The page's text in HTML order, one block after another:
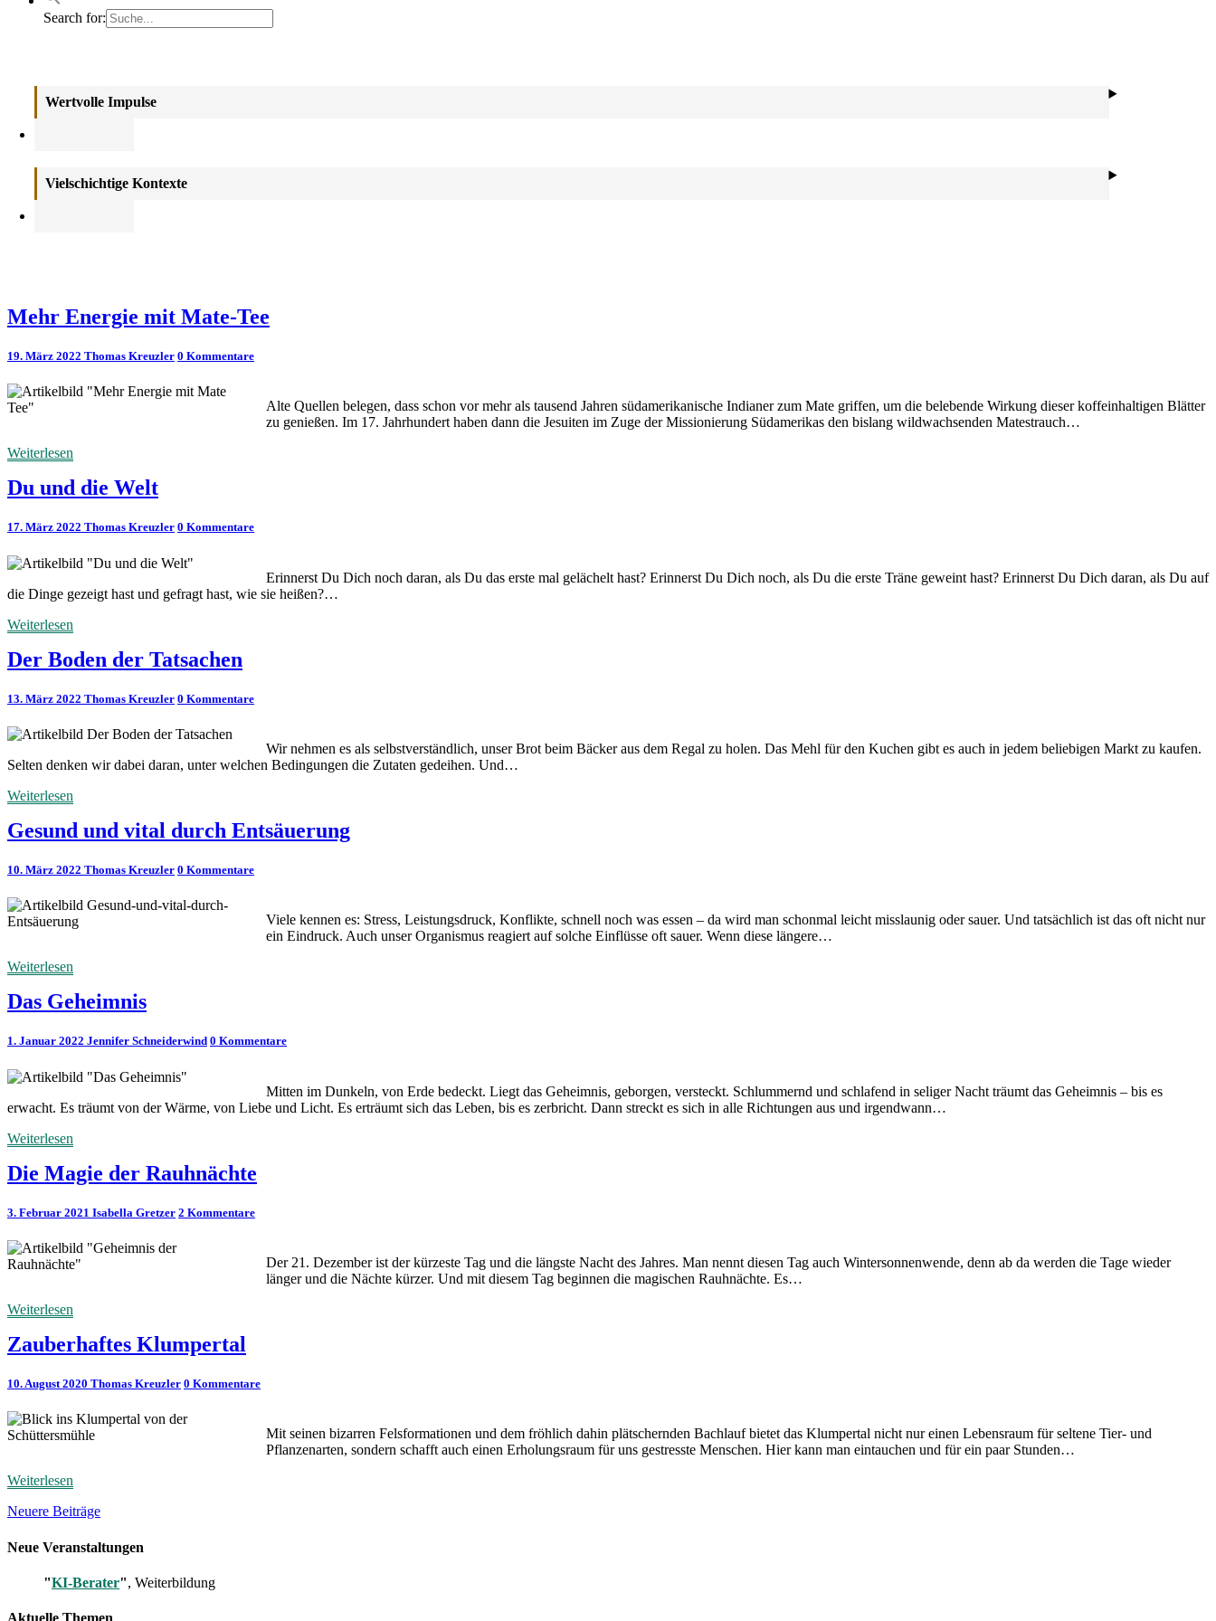
Search for:
Wertvolle Impulse
Vielschichtige Kontexte
Mehr
Energie
Mate-
Mehr Energie mit Mate-Tee
19. März 2022 Thomas Kreuzler Kommentare
0 Kommentare
Alte Quellen belegen, dass schon vor mehr als tausend Jahren südamerikanische Indianer zum Mate griffen, um die belebende Wirkung dieser koffeinhaltigen Blätter
zu genießen. Im 17. Jahrhundert haben dann die Jesuiten im Zuge der Missionierung Südamerikas den bislang wildwachsenden Matestrauch…
Weiterlesen
Du und die Welt
17. März 2022 Thomas Kreuzler Kommentare
0 Kommentare
Erinnerst Du Dich noch daran, als Du das erste mal gelächelt hast? Erinnerst Du Dich noch, als Du die erste Träne geweint hast? Erinnerst Du Dich daran, als Du auf
die Dinge gezeigt hast und gefragt hast, wie sie heißen?…
Weiterlesen
Der Boden der Tatsachen
13. März 2022 Thomas Kreuzler Kommentare
0 Kommentare
Wir nehmen es als selbstverständlich, unser Brot beim Bäcker aus dem Regal zu holen. Das Mehl für den Kuchen gibt es auch in jedem beliebigen Markt zu kaufen.
Selten denken wir dabei daran, unter welchen Bedingungen die Zutaten gedeihen. Und…
Weiterlesen
Gesund und vital durch Entsäuerung
10. März 2022 Thomas Kreuzler Kommentare
0 Kommentare
Viele kennen es: Stress, Leistungsdruck, Konflikte, schnell noch was essen – da wird man schonmal leicht misslaunig oder sauer. Und tatsächlich ist das oft nicht nur
ein Eindruck. Auch unser Organismus reagiert auf solche Einflüsse oft sauer. Wenn diese längere…
Weiterlesen
Das Geheimnis
1. Januar 2022 Jennifer Schneiderwind Kommentare
0 Kommentare
Mitten im Dunkeln, von Erde bedeckt. Liegt das Geheimnis, geborgen, versteckt. Schlummernd und schlafend in seliger Nacht träumt das Geheimnis – bis es
erwacht. Es träumt von der Wärme, von Liebe und Licht. Es erträumt sich das Leben, bis es zerbricht. Dann streckt es sich in alle Richtungen aus und irgendwann…
Weiterlesen
Die Magie der Rauhnächte
3. Februar 2021 Isabella Gretzer Kommentare
2 Kommentare
Der 21. Dezember ist der kürzeste Tag und die längste Nacht des Jahres. Man nennt diesen Tag auch Wintersonnenwende, denn ab da werden die Tage wieder
länger und die Nächte kürzer. Und mit diesem Tag beginnen die magischen Rauhnächte. Es…
Weiterlesen
Zauberhaftes Klumpertal
10. August 2020 Thomas Kreuzler Kommentare
0 Kommentare
Mit seinen bizarren Felsformationen und dem fröhlich dahin plätschernden Bachlauf bietet das Klumpertal nicht nur einen Lebensraum für seltene Tier- und
Pflanzenarten, sondern schafft auch einen Erholungsraum für uns gestresste Menschen. Hier kann man eintauchen und für ein paar Stunden…
Weiterlesen
Posts
Navigation
Neuere Beiträge
Neue Veranstaltungen
"KI-Berater", Weiterbildung